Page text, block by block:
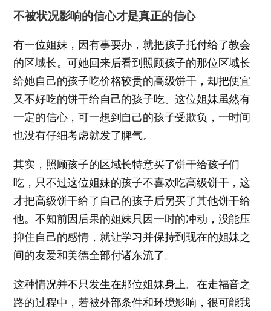
不被状况影响的信心才是真正的信心
有一位姐妹，因有事要办，就把孩子托付给了教会
的区域长。可她回来后看到照顾孩子的那位区域长
给她自己的孩子吃价格较贵的高级饼干，却把便宜
又不好吃的饼干给自己的孩子吃。这位姐妹虽然有
一定的信心，可一想到自己的孩子受欺负，一时间
也没有仔细考虑就发了脾气。
其实，照顾孩子的区域长特意买了饼干给孩子们
吃，只不过这位姐妹的孩子不喜欢吃高级饼干，这
才把高级饼干给了自己的孩子后另买了其他饼干给
他。不知前因后果的姐妹只因一时的冲动，没能压
抑住自己的感情，就让学习并保持到现在的姐妹之
间的友爱和美德全部付诸东流了。
这种情况并不只发生在那位姐妹身上。在走福音之
路的过程中，若被外部条件和环境影响，很可能我